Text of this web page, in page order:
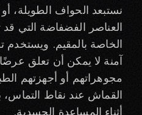
نستبعد الحواف الطويلة، أو
العناصر الفضفاضة التي
الخاصة بالمقيم. ويستخدم
آمنة لا يمكن أن تعلق عرضًا
مجوهراتهم أو أجهزتهم
القماش عند نقاط التماس،
أثناء المساعدة الجسدية.